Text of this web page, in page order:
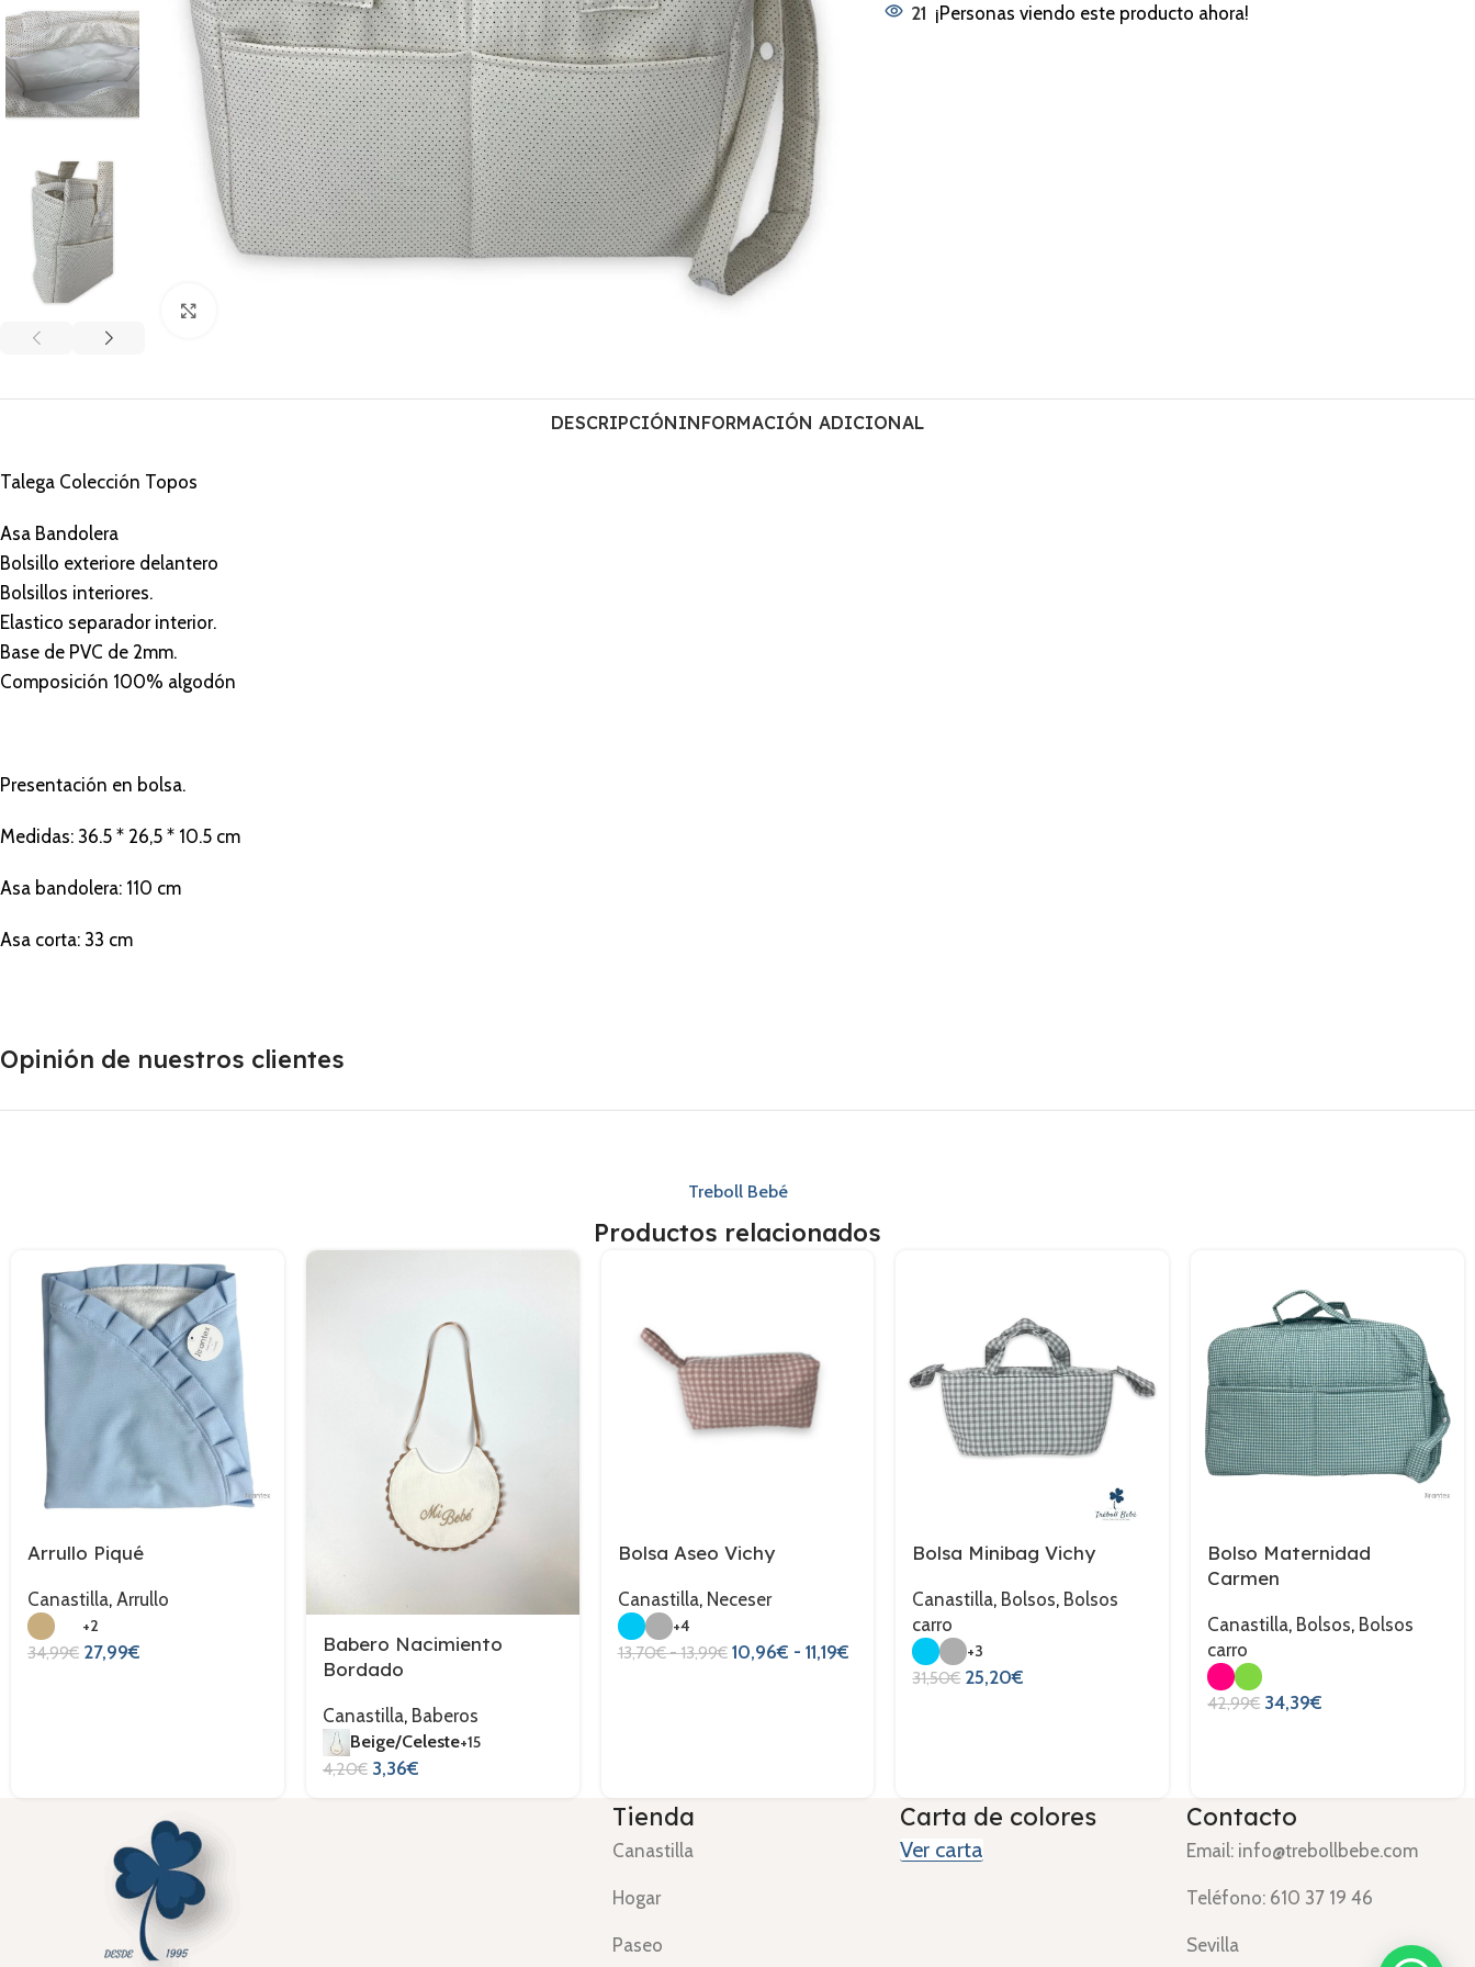
21 ¡Personas viendo este producto ahora!
DESCRIPCIÓNINFORMACIÓN ADICIONAL
Talega Colección Topos
Asa Bandolera
Bolsillo exteriore delantero
Bolsillos interiores.
Elastico separador interior.
Base de PVC de 2mm.
Composición 100% algodón
Presentación en bolsa.
Medidas: 36.5 * 26,5 * 10.5 cm
Asa bandolera: 110 cm
Asa corta: 33 cm
Opinión de nuestros clientes
Treboll Bebé
Productos relacionados
Arrullo Piqué
Canastilla, Arrullo
+2
34,99€ 27,99€
Babero Nacimiento
Bordado
Canastilla, Baberos
Beige/Celeste+15
4,20€ 3,36€
Bolsa Aseo Vichy
Canastilla, Neceser
+4
13,70€-13,99€ 10,96€ - 11,19€
Bolsa Minibag Vichy
Canastilla, Bolsos, Bolsos
carro
+3
31,50€ 25,20€
Bolso Maternidad
Carmen
Canastilla, Bolsos, Bolsos
carro
42,99€ 34,39€
Tienda
Canastilla
Hogar
Paseo
Carta de colores
Ver carta
Contacto
Email: info@trebollbebe.com
Teléfono: 610 37 19 46
Sevilla